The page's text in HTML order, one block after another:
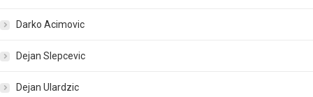
Darko Acimovic
Dejan Slepcevic
Dejan Ulardzic